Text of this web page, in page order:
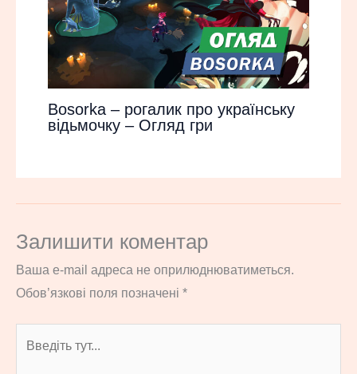
Bosorka – рогалик про українську
відьмочку – Огляд гри
Залишити коментар
Ваша e-mail адреса не оприлюднюватиметься.
Обов’язкові поля позначені *